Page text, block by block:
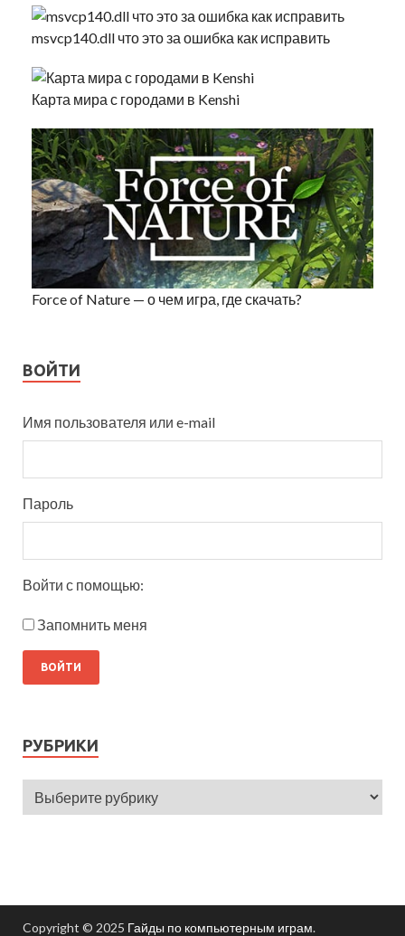
msvcp140.dll что это за ошибка как исправить
Карта мира с городами в Kenshi
Force of Nature — о чем игра, где скачать?
ВОЙТИ
Имя пользователя или e-mail
Пароль
Войти с помощью:
Запомнить меня
РУБРИКИ
Copyright © 2025 Гайды по компьютерным играм.